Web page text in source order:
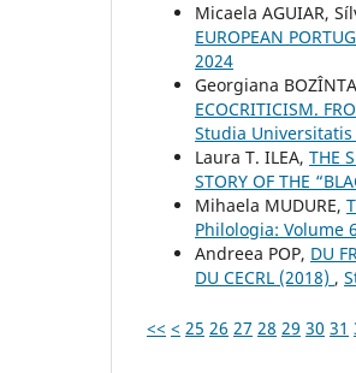
Micaela AGUIAR,
EUROPEAN
2024
Georgiana
ECOCRITICISM.
Studia Universitatis
Laura T. ILEA, THE
STORY OF THE
Mihaela MUDURE,
Philologia: Volume
Andreea POP, DU
DU CECRL (2018) ,
<< < 25 26 27 28 29 30 31